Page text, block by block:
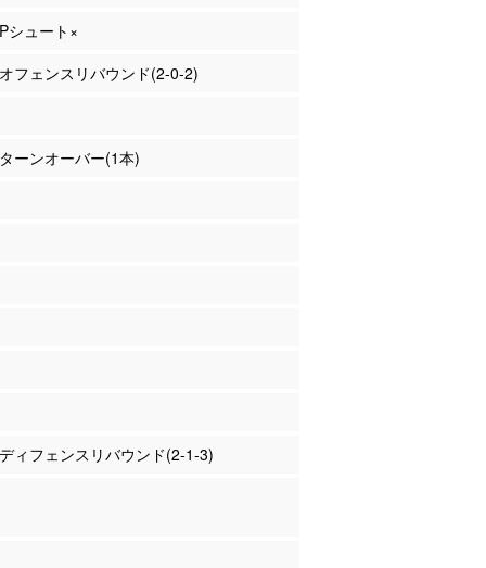
シュート×
フェンスリバウンド(2-0-2)
ーンオーバー(1本)
ィフェンスリバウンド(2-1-3)